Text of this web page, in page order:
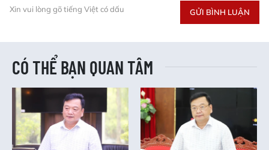
Xin vui lòng gõ tiếng Việt có dấu GỬI BÌNH LUẬN
CÓ THỂ BẠN QUAN TÂM